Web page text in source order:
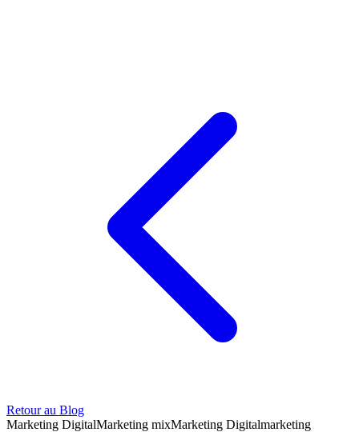
Retour au Blog
Marketing DigitalMarketing mixMarketing Digitalmarketing